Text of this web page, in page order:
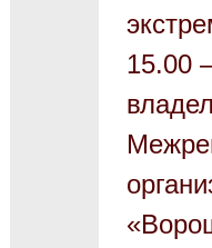
15.00